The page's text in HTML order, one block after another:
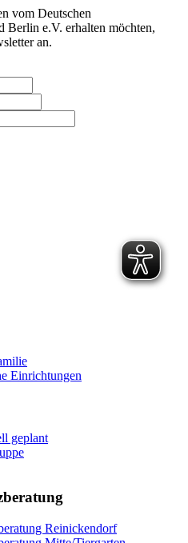
vom Deutschen
Berlin e.V. erhalten möchten,
an.
Einrichtungen
geplant
Reinickendorf